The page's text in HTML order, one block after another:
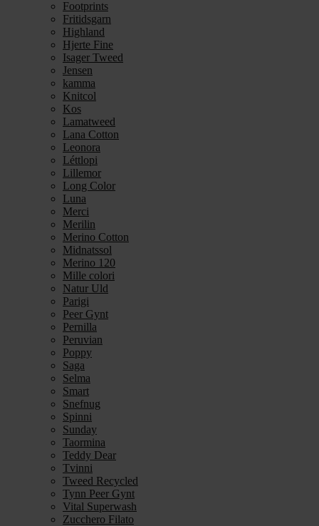
Footprints
Fritidsgarn
Highland
Hjerte Fine
Isager Tweed
Jensen
kamma
Knitcol
Kos
Lamatweed
Lana Cotton
Leonora
Léttlopi
Lillemor
Long Color
Luna
Merci
Merilin
Merino Cotton
Midnatssol
Merino 120
Mille colori
Natur Uld
Parigi
Peer Gynt
Pernilla
Peruvian
Poppy
Saga
Selma
Smart
Snefnug
Spinni
Sunday
Taormina
Teddy Dear
Tvinni
Tweed Recycled
Tynn Peer Gynt
Vital Superwash
Zucchero Filato